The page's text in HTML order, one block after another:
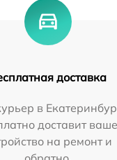
доставка
в
доставит ваше
на ремонт и